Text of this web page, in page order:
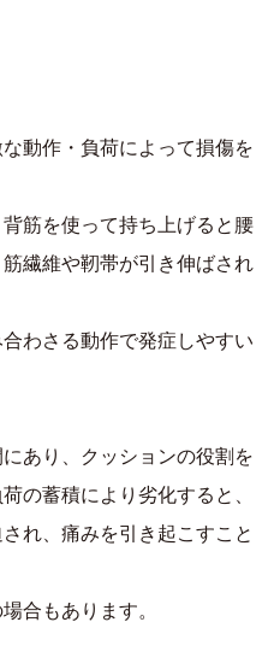
動作・負荷によって損傷を
筋を使って持ち上げると腰
繊維や靭帯が引き伸ばされ
わさる動作で発症しやすい
あり、クッションの役割を
の蓄積により劣化すると、
れ、痛みを引き起こすこと
合もあります。